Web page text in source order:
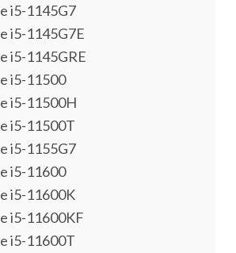
i5-1145G7
i5-1145G7E
i5-1145GRE
i5-11500
i5-11500H
i5-11500T
i5-1155G7
i5-11600
i5-11600K
i5-11600KF
i5-11600T